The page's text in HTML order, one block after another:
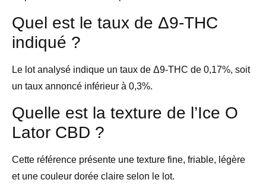
Quel est le taux de Δ9-THC
indiqué ?
Le lot analysé indique un taux de Δ9-THC de 0,17%, soit
un taux annoncé inférieur à 0,3%.
Quelle est la texture de l’Ice O
Lator CBD ?
Cette référence présente une texture fine, friable, légère
et une couleur dorée claire selon le lot.